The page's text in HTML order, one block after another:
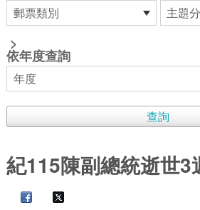
>
依年度查詢
紀115陳副總統逝世3